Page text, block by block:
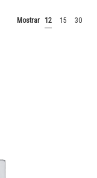
Mostrar 12 15 30